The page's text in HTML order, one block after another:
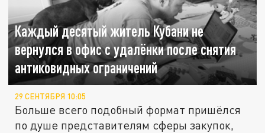
Каждый десятый житель Кубани не
вернулся в офис с удалёнки после снятия
антиковидных ограничений
29 СЕНТЯБРЯ 10:05
Больше всего подобный формат пришёлся
по душе представителям сферы закупок,